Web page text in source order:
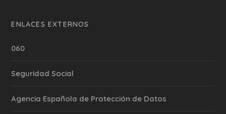
ENLACES EXTERNOS
060
Seguridad Social
Agencia Española de Protección de Datos